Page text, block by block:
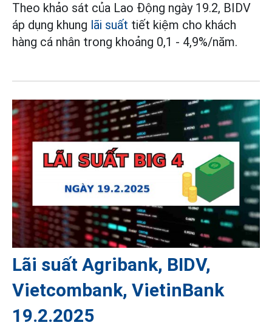
Theo khảo sát của Lao Động ngày 19.2, BIDV
áp dụng khung lãi suất tiết kiệm cho khách
hàng cá nhân trong khoảng 0,1 - 4,9%/năm.
Lãi suất Agribank, BIDV,
Vietcombank, VietinBank
19.2.2025